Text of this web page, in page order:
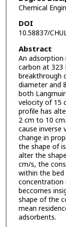
Chemical
DOI
10.58837/
Abstract
An adsorption
carbon at 323
breakthrough
diameter and
both
velocity of 15
profile has
2 cm to 10
cause
change in
the shape of
alter the
cm/s, the
within the
concentration
beccomes
shape of the
mean
adsorbents.